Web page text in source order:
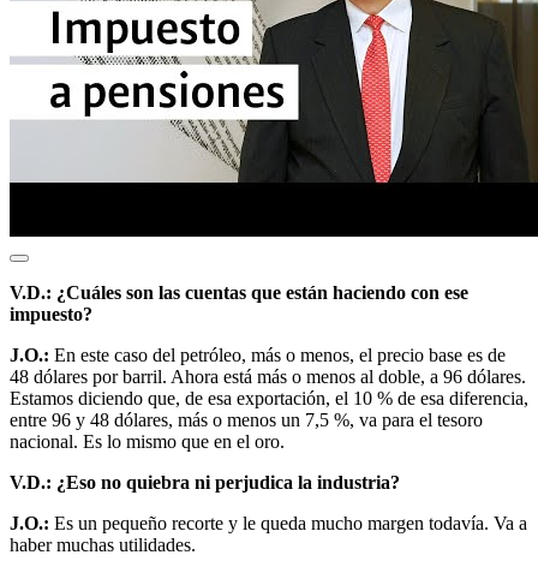
V.D.: ¿Cuáles son las cuentas que están haciendo con ese
impuesto?
J.O.: En este caso del petróleo, más o menos, el precio base es de
48 dólares por barril. Ahora está más o menos al doble, a 96 dólares.
Estamos diciendo que, de esa exportación, el 10 % de esa diferencia,
entre 96 y 48 dólares, más o menos un 7,5 %, va para el tesoro
nacional. Es lo mismo que en el oro.
V.D.: ¿Eso no quiebra ni perjudica la industria?
J.O.: Es un pequeño recorte y le queda mucho margen todavía. Va a
haber muchas utilidades.